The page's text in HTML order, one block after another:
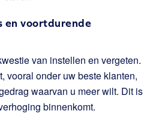
en voortdurende
van instellen en vergeten.
vooral onder uw beste klanten,
waarvan u meer wilt. Dit is
binnenkomt.